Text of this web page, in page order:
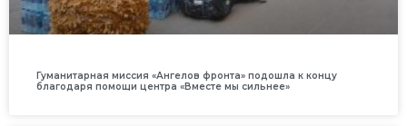
Гуманитарная миссия «Ангелов фронта» подошла к концу
благодаря помощи центра «Вместе мы сильнее»